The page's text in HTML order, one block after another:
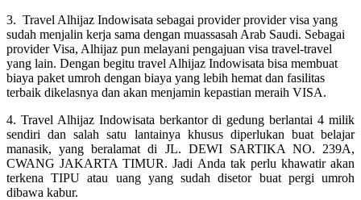
3. Travel Alhijaz Indowisata sebagai provider provider visa yang
sudah menjalin kerja sama dengan muassasah Arab Saudi. Sebagai
provider Visa, Alhijaz pun melayani pengajuan visa travel-travel
yang lain. Dengan begitu travel Alhijaz Indowisata bisa membuat
biaya paket umroh dengan biaya yang lebih hemat dan fasilitas
terbaik dikelasnya dan akan menjamin kepastian meraih VISA.
4. Travel Alhijaz Indowisata berkantor di gedung berlantai 4 milik
sendiri dan salah satu lantainya khusus diperlukan buat belajar
manasik, yang beralamat di JL. DEWI SARTIKA NO. 239A,
CWANG JAKARTA TIMUR. Jadi Anda tak perlu khawatir akan
terkena TIPU atau uang yang sudah disetor buat pergi umroh
dibawa kabur.